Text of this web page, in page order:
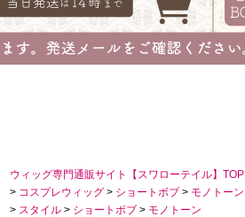
ウィッグ専門通販サイト【スワローテイル】TOP
> コスプレウィッグ > ショートボブ > モノトーン
> スタイル > ショートボブ > モノトーン